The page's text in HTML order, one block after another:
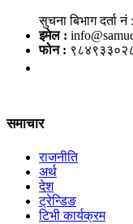
सुचना बिभाग दर्ता
इमेल :
फोन :
समाचार
राजनीति
अर्थ
देश
ट्रेन्डिङ
टिभी कार्यक्रम